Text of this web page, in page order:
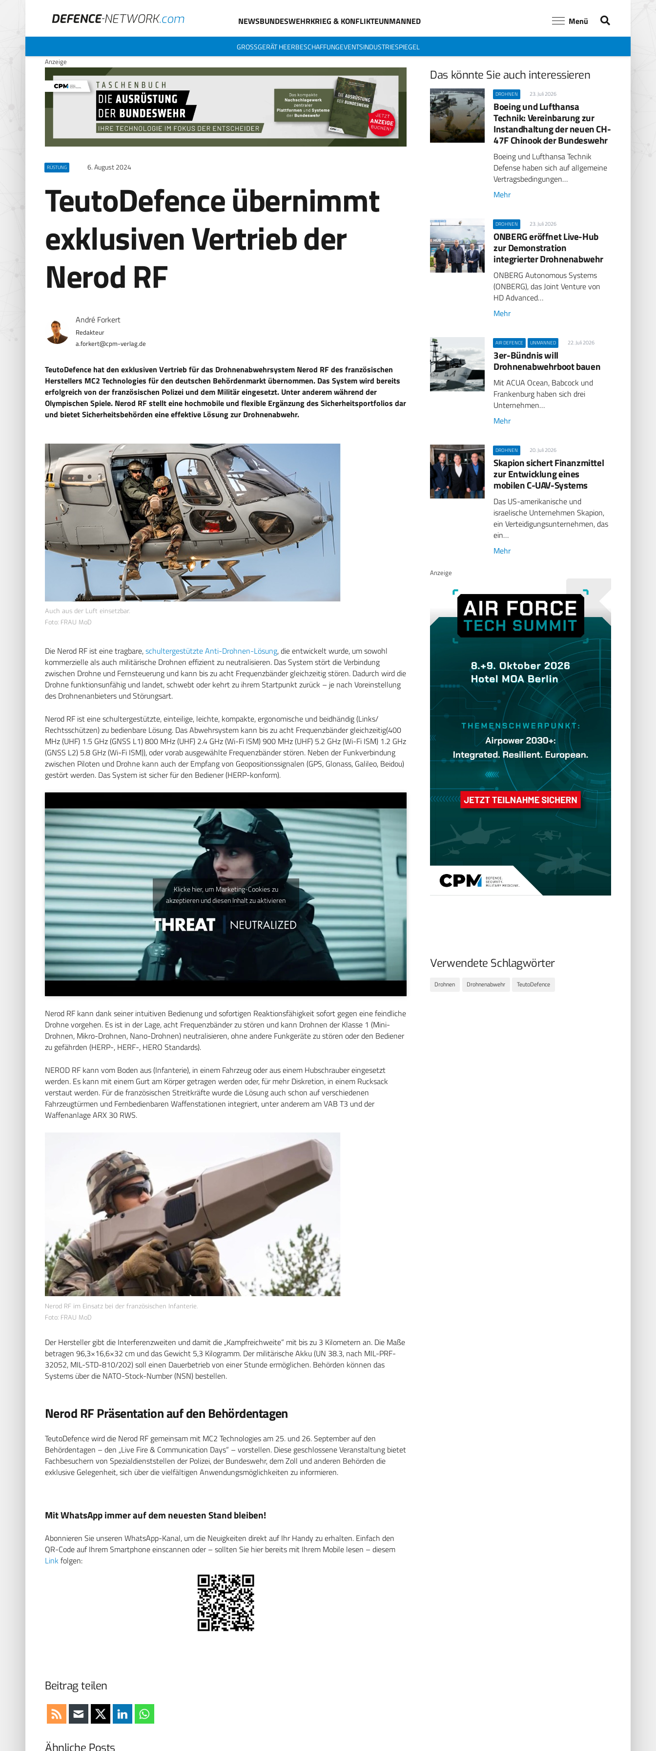
NEWSBUNDESWEHRKRIEG & KONFLIKTEUNMANNED Menü
GROSSGERÄT HEERBESCHAFFUNGEVENTSINDUSTRIESPIEGEL
Anzeige
RÜSTUNG 6. August 2024
TeutoDefence übernimmt
exklusiven Vertrieb der
Nerod RF
André Forkert
Redakteur
a.forkert@cpm-verlag.de
TeutoDefence hat den exklusiven Vertrieb für das Drohnenabwehrsystem Nerod RF des französischen
Herstellers MC2 Technologies für den deutschen Behördenmarkt übernommen. Das System wird bereits
erfolgreich von der französischen Polizei und dem Militär eingesetzt. Unter anderem während der
Olympischen Spiele. Nerod RF stellt eine hochmobile und flexible Ergänzung des Sicherheitsportfolios dar
und bietet Sicherheitsbehörden eine effektive Lösung zur Drohnenabwehr.
Auch aus der Luft einsetzbar.
Foto: FRAU MoD
Die Nerod RF ist eine tragbare,schultergestützte Anti-Drohnen-Lösung, die entwickelt wurde, um sowohl
kommerzielle als auch militärische Drohnen effizient zu neutralisieren. Das System stört die Verbindung
zwischen Drohne und Fernsteuerung und kann bis zu acht Frequenzbänder gleichzeitig stören. Dadurch wird die
Drohne funktionsunfähig und landet, schwebt oder kehrt zu ihrem Startpunkt zurück – je nach Voreinstellung
des Drohnenanbieters und Störungsart.
Nerod RF ist eine schultergestützte, einteilige, leichte, kompakte, ergonomische und beidhändig (Links/
Rechtsschützen) zu bedienbare Lösung. Das Abwehrsystem kann bis zu acht Frequenzbänder gleichzeitig(400
MHz (UHF) 1.5 GHz (GNSS L1) 800 MHz (UHF) 2.4 GHz (Wi-Fi ISM) 900 MHz (UHF) 5.2 GHz (Wi-Fi ISM) 1.2 GHz
(GNSS L2) 5.8 GHz (Wi-Fi ISM)), oder vorab ausgewählte Frequenzbänder stören. Neben der Funkverbindung
zwischen Piloten und Drohne kann auch der Empfang von Geopositionssignalen (GPS, Glonass, Galileo, Beidou)
gestört werden. Das System ist sicher für den Bediener (HERP-konform).
Klicke hier, um Marketing-Cookies zu
akzeptieren und diesen Inhalt zu aktivieren
Nerod RF kann dank seiner intuitiven Bedienung und sofortigen Reaktionsfähigkeit sofort gegen eine feindliche
Drohne vorgehen. Es ist in der Lage, acht Frequenzbänder zu stören und kann Drohnen der Klasse 1 (Mini-
Drohnen, Mikro-Drohnen, Nano-Drohnen) neutralisieren, ohne andere Funkgeräte zu stören oder den Bediener
zu gefährden (HERP-, HERF-, HERO Standards).
NEROD RF kann vom Boden aus (Infanterie), in einem Fahrzeug oder aus einem Hubschrauber eingesetzt
werden. Es kann mit einem Gurt am Körper getragen werden oder, für mehr Diskretion, in einem Rucksack
verstaut werden. Für die französischen Streitkräfte wurde die Lösung auch schon auf verschiedenen
Fahrzeugtürmen und Fernbedienbaren Waffenstationen integriert, unter anderem am VAB T3 und der
Waffenanlage ARX 30 RWS.
Nerod RF im Einsatz bei der französischen Infanterie.
Foto: FRAU MoD
Der Hersteller gibt die Interferenzweiten und damit die „Kampfreichweite“ mit bis zu 3 Kilometern an. Die Maße
betragen 96,3×16,6×32 cm und das Gewicht 5,3 Kilogramm. Der militärische Akku (UN 38.3, nach MIL-PRF-
32052, MIL-STD-810/202) soll einen Dauerbetrieb von einer Stunde ermöglichen. Behörden können das
Systems über die NATO-Stock-Number (NSN) bestellen.
Nerod RF Präsentation auf den Behördentagen
TeutoDefence wird die Nerod RF gemeinsam mit MC2 Technologies am 25. und 26. September auf den
Behördentagen – den „Live Fire & Communication Days“ – vorstellen. Diese geschlossene Veranstaltung bietet
Fachbesuchern von Spezialdienststellen der Polizei, der Bundeswehr, dem Zoll und anderen Behörden die
exklusive Gelegenheit, sich über die vielfältigen Anwendungsmöglichkeiten zu informieren.
Mit WhatsApp immer auf dem neuesten Stand bleiben!
Abonnieren Sie unseren WhatsApp-Kanal, um die Neuigkeiten direkt auf Ihr Handy zu erhalten. Einfach den
QR-Code auf Ihrem Smartphone einscannen oder – sollten Sie hier bereits mit Ihrem Mobile lesen – diesem
Link folgen:
Beitrag teilen
Das könnte Sie auch interessieren
DROHNEN 23. Juli 2026
Boeing und Lufthansa
Technik: Vereinbarung zur
Instandhaltung der neuen CH-
47F Chinook der Bundeswehr
Boeing und Lufthansa Technik
Defense haben sich auf allgemeine
Vertragsbedingungen…
Mehr
DROHNEN 23. Juli 2026
ONBERG eröffnet Live-Hub
zur Demonstration
integrierter Drohnenabwehr
ONBERG Autonomous Systems
(ONBERG), das Joint Venture von
HD Advanced…
Mehr
AIR DEFENCE UNMANNED 22. Juli 2026
3er-Bündnis will
Drohnenabwehrboot bauen
Mit ACUA Ocean, Babcock und
Frankenburg haben sich drei
Unternehmen…
Mehr
DROHNEN 20. Juli 2026
Skapion sichert Finanzmittel
zur Entwicklung eines
mobilen C-UAV-Systems
Das US-amerikanische und
israelische Unternehmen Skapion,
ein Verteidigungsunternehmen, das
ein…
Mehr
Anzeige
Verwendete Schlagwörter
Drohnen Drohnenabwehr TeutoDefence
Ähnliche Posts